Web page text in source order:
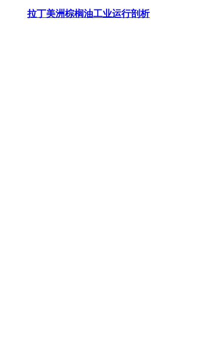
拉丁美洲棕榈油工业运行剖析